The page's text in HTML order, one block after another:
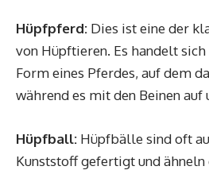
Hüpfpferd: Dies ist eine der
von Hüpftieren. Es handelt
Form eines Pferdes, auf dem
während es mit den Beinen auf
Hüpfball: Hüpfbälle sind oft
Kunststoff gefertigt und